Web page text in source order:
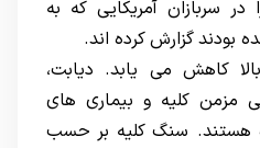
سربازان آمریکایی که به
بودند گزارش کرده اند.
کاهش می یابد. دیابت،
مزمن کلیه و بیماری های
هستند. سنگ کلیه بر حسب